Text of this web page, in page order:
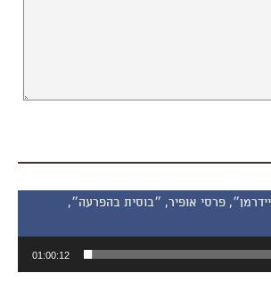
505: ״ספיידרמן״, פרסי אופיר, ״בוסית בהפרעה״,
01:00:12